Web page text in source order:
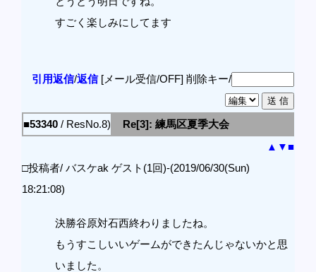
すごく楽しみにしてます
引用返信/返信[メール受信/OFF] 削除キー/
■53340 / ResNo.8)
Re[3]: 練馬区夏季大会
▲ ▼■
□投稿者/ バスケak ゲスト(1回)-(2019/06/30(Sun)
18:21:08)
決勝谷原対石西終わりましたね。
もうすこしいいゲームができたんじゃないかと思
いました。